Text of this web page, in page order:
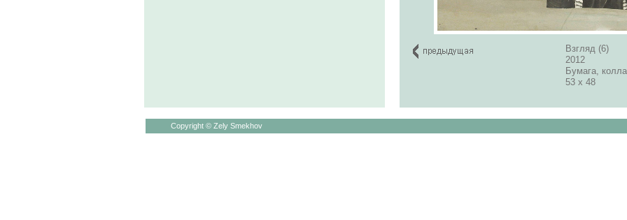
Взгляд (6)
2012
Бумага,
53 х 48
Copyright © Zely Smekhov